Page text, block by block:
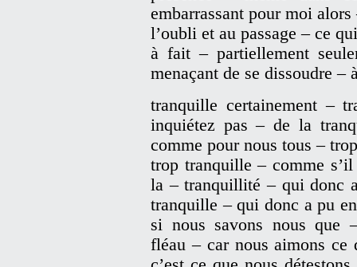
embarrassant pour moi
l’oubli et au passage – ce
à fait – partiellement
menaçant de se dissoudre –
tranquille certainement –
inquiétez pas – de la
comme pour nous tous –
trop tranquille – comme
la – tranquillité – qui donc
tranquille – qui donc a pu
si nous savons nous
fléau – car nous aimons